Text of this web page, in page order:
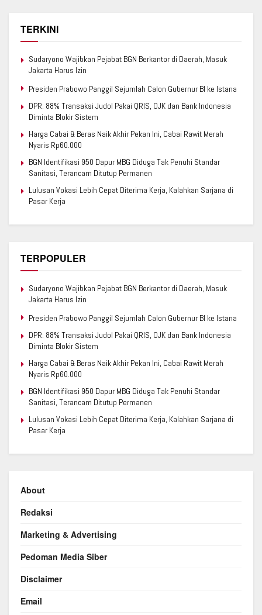
TERKINI
Sudaryono Wajibkan Pejabat BGN Berkantor di Daerah, Masuk
Jakarta Harus Izin
Presiden Prabowo Panggil Sejumlah Calon Gubernur BI ke Istana
DPR: 88% Transaksi Judol Pakai QRIS, OJK dan Bank Indonesia
Diminta Blokir Sistem
Harga Cabai & Beras Naik Akhir Pekan Ini, Cabai Rawit Merah
Nyaris Rp60.000
BGN Identifikasi 950 Dapur MBG Diduga Tak Penuhi Standar
Sanitasi, Terancam Ditutup Permanen
Lulusan Vokasi Lebih Cepat Diterima Kerja, Kalahkan Sarjana di
Pasar Kerja
TERPOPULER
Sudaryono Wajibkan Pejabat BGN Berkantor di Daerah, Masuk
Jakarta Harus Izin
Presiden Prabowo Panggil Sejumlah Calon Gubernur BI ke Istana
DPR: 88% Transaksi Judol Pakai QRIS, OJK dan Bank Indonesia
Diminta Blokir Sistem
Harga Cabai & Beras Naik Akhir Pekan Ini, Cabai Rawit Merah
Nyaris Rp60.000
BGN Identifikasi 950 Dapur MBG Diduga Tak Penuhi Standar
Sanitasi, Terancam Ditutup Permanen
Lulusan Vokasi Lebih Cepat Diterima Kerja, Kalahkan Sarjana di
Pasar Kerja
About
Redaksi
Marketing & Advertising
Pedoman Media Siber
Disclaimer
Email